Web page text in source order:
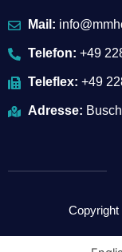
Mail:
Telefon: +49
Teleflex: +49
Adresse:
Copyright